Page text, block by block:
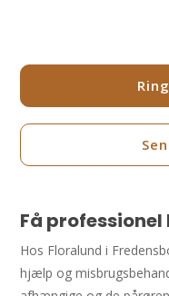
Få
Hos Floralund i
hjælp og